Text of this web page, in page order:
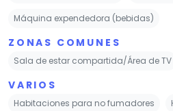
Máquina expendedora (bebidas)
ZONAS COMUNES
Sala de estar compartida/Área de TV
VARIOS
Habitaciones para no fumadores